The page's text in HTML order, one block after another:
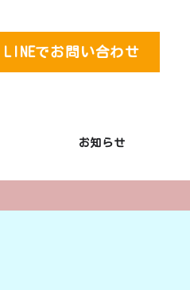
LINEでお問い合わせ
お知らせ